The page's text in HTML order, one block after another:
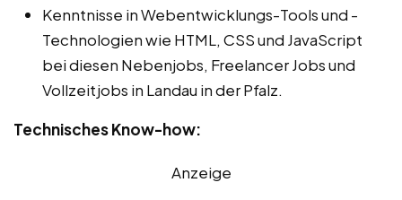
Kenntnisse in Webentwicklungs-Tools und -
Technologien wie HTML, CSS und JavaScript
bei diesen Nebenjobs, Freelancer Jobs und
Vollzeitjobs in Landau in der Pfalz.
Technisches Know-how:
Anzeige